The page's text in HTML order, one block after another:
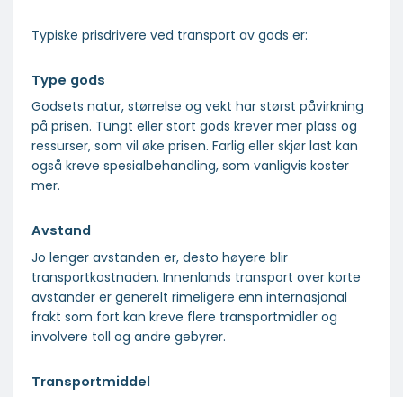
Typiske prisdrivere ved transport av gods er:
Type gods
Godsets natur, størrelse og vekt har størst påvirkning
på prisen. Tungt eller stort gods krever mer plass og
ressurser, som vil øke prisen. Farlig eller skjør last kan
også kreve spesialbehandling, som vanligvis koster
mer.
Avstand
Jo lenger avstanden er, desto høyere blir
transportkostnaden. Innenlands transport over korte
avstander er generelt rimeligere enn internasjonal
frakt som fort kan kreve flere transportmidler og
involvere toll og andre gebyrer.
Transportmiddel